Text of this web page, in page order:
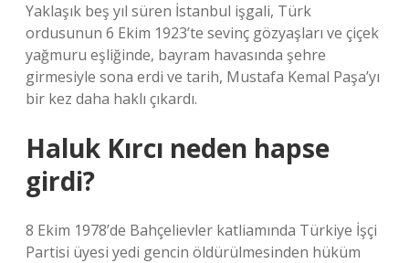
Yaklaşık beş yıl süren İstanbul işgali, Türk
ordusunun 6 Ekim 1923’te sevinç gözyaşları ve çiçek
yağmuru eşliğinde, bayram havasında şehre
girmesiyle sona erdi ve tarih, Mustafa Kemal Paşa’yı
bir kez daha haklı çıkardı.
Haluk Kırcı neden hapse
girdi?
8 Ekim 1978’de Bahçelievler katliamında Türkiye İşçi
Partisi üyesi yedi gencin öldürülmesinden hüküm